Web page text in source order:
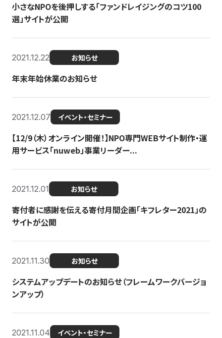
小さなNPOを後押しする「ファンドレイジングのコツ100
選」サイトが公開
2021.12.22 お知らせ
年末年始休業のお知らせ
2021.12.07 イベント・セミナー
【12/9（木）オンライン開催！】NPO専門WEBサイト制作・運
用サービス「nuweb」事業リーダー...
2021.12.01 お知らせ
寄付者に感謝を伝える寄付月間企画「キフレター2021」の
サイトが公開
2021.11.30 お知らせ
システムアップデートのお知らせ（フレームワークバージョ
ンアップ）
2021.11.04 イベント・セミナー